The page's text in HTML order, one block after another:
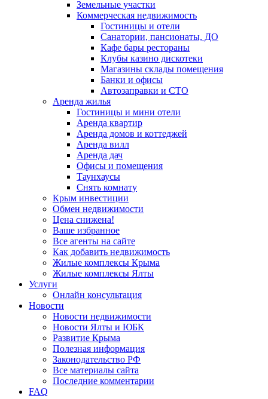
Земельные участки
Коммерческая недвижимость
Гостиницы и отели
Санатории, пансионаты, ДО
Кафе бары рестораны
Клубы казино дискотеки
Магазины склады помещения
Банки и офисы
Автозаправки и СТО
Аренда жилья
Гостиницы и мини отели
Аренда квартир
Аренда домов и коттеджей
Аренда вилл
Аренда дач
Офисы и помещения
Таунхаусы
Снять комнату
Крым инвестиции
Обмен недвижимости
Цена снижена!
Ваше избранное
Все агенты на сайте
Как добавить недвижимость
Жилые комплексы Крыма
Жилые комплексы Ялты
Услуги
Онлайн консультация
Новости
Новости недвижимости
Новости Ялты и ЮБК
Развитие Крыма
Полезная информация
Законодательство РФ
Все материалы сайта
Последние комментарии
FAQ